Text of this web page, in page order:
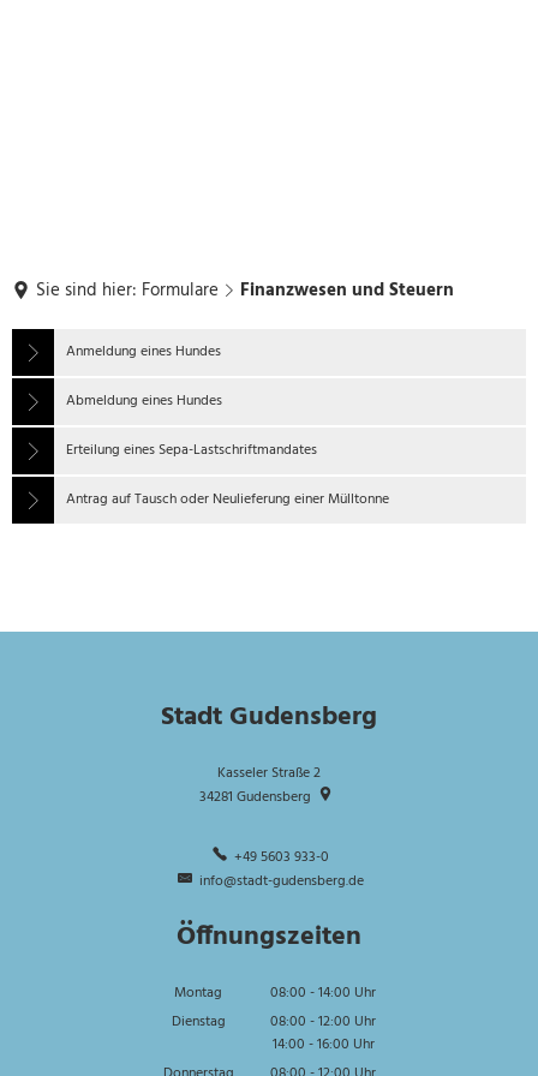
Sie sind hier: Formulare Finanzwesen und Steuern
Finanzwesen
und
Steuern
Anmeldung eines Hundes
Abmeldung eines Hundes
Erteilung eines Sepa-Lastschriftmandates
Antrag auf Tausch oder Neulieferung einer Mülltonne
Stadt Gudensberg
Kasseler Straße 2
34281 Gudensberg
+49 5603 933-0
info@stadt-gudensberg.de
Öffnungszeiten
Montag 08:00 -14:00 Uhr
Von 08:00 bis 14:00 Uhr
Dienstag 08:00 -12:00 Uhr
Von 08:00 bis 12:00 Uhr
14:00 -16:00 Uhr
Von 14:00 bis 16:00 Uhr